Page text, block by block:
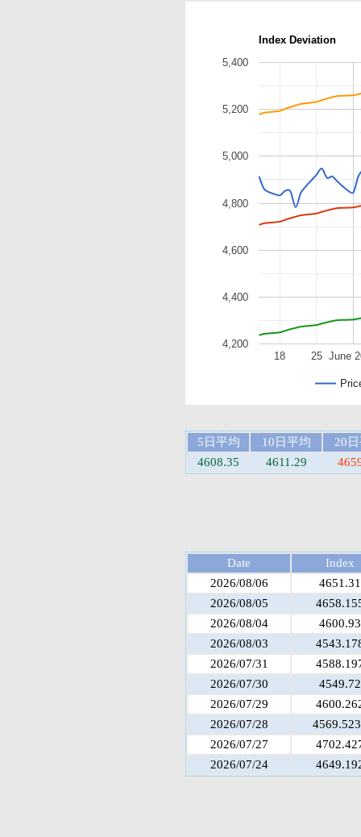
Index Deviation
June
18 25
4,200
4,400
4,600
4,800
5,000
5,200
5,400
5日平均 10日平均
20
4608.35
4611.29
Date
Index
2026/08/06
4651.31
2026/08/05
2026/08/04
4600.93
2026/08/03
2026/07/31
2026/07/30
4549.72
2026/07/29
2026/07/28
2026/07/27
2026/07/24